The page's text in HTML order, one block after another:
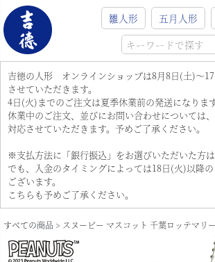
雛人形 五月人形
吉徳の人形 オンラインショップは8月8日(土)～
させていただきます。
4日(火)までのご注文は夏季休業前の発送になります
休業中のご注文、並びにお問い合わせについては
対応させていただきます。予めご了承ください。
※支払方法に「銀行振込」をお選びいただいた方
でも、入金のタイミングによっては18日(火)以降
ございます。
こちらも予めご了承ください。
すべての商品 スヌーピー マスコット 千葉ロッテマリ